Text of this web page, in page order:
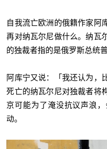
自我流亡欧洲的俄籍作家阿
再对纳瓦尔尼做什么。纳瓦
的独裁者指的是俄罗斯总统普
阿库宁又说：「我还认为，
死亡的纳瓦尔尼对独裁者将
京可能为了淹没抗议声浪
动。